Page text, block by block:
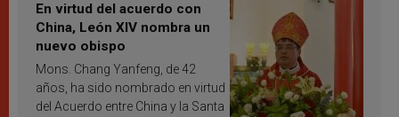
En virtud del acuerdo con
China, León XIV nombra un
nuevo obispo
Mons. Chang Yanfeng, de 42
años, ha sido nombrado en virtud
del Acuerdo entre China y la Santa